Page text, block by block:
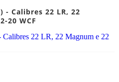
- Calibres 22 LR, 22
20 WCF